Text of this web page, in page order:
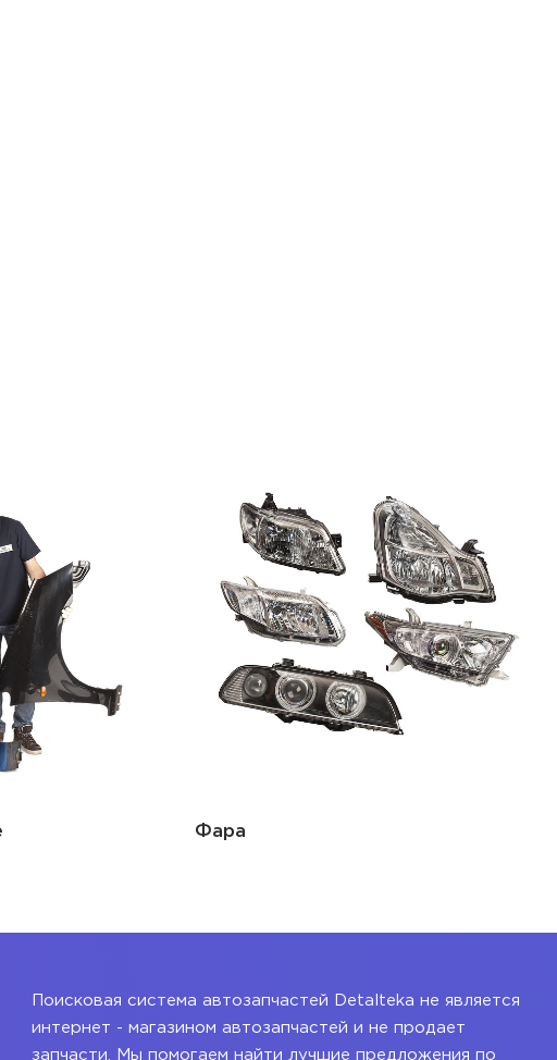
Рамка радиатора
Поисковая система автозапчастей Detalteka не является
интернет - магазином автозапчастей и не продает
запчасти. Мы помогаем найти лучшие предложения по